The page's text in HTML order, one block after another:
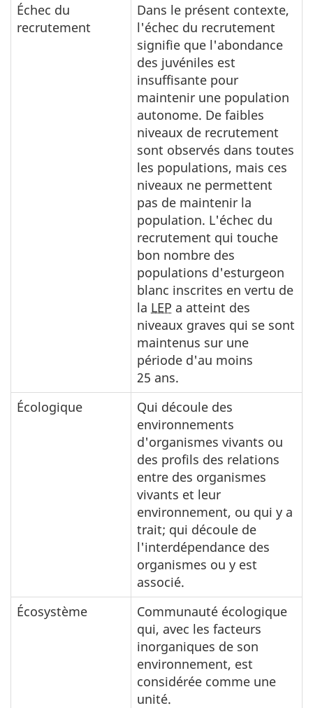
Échec du
recrutement
Dans le présent contexte,
l'échec du recrutement
signifie que l'abondance
des juvéniles est
insuffisante pour
maintenir une population
autonome. De faibles
niveaux de recrutement
sont observés dans toutes
les populations, mais ces
niveaux ne permettent
pas de maintenir la
population. L'échec du
recrutement qui touche
bon nombre des
populations d'esturgeon
blanc inscrites en vertu de
la LEP a atteint des
niveaux graves qui se sont
maintenus sur une
période d'au moins
25 ans.
Écologique
Qui découle des
environnements
d'organismes vivants ou
des profils des relations
entre des organismes
vivants et leur
environnement, ou qui y a
trait; qui découle de
l'interdépendance des
organismes ou y est
associé.
Écosystème
Communauté écologique
qui, avec les facteurs
inorganiques de son
environnement, est
considérée comme une
unité.